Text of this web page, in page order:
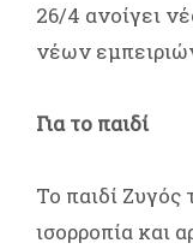
26/4 ανοίγει
νέων
Για το παιδί
Το παιδί Ζυγός
ισορροπία και